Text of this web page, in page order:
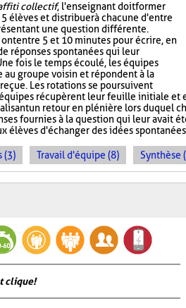
collectif, l'enseignant doit former
élèves et distribuer à chacune d'entre
une question différente.
entre 5 et 10 minutes pour écrire, en
réponses spontanées qui leur
fois le temps écoulé, les équipes
au groupe voisin et répondent à la
Les rotations se poursuivent
récupèrent leur feuille initiale et
un retour en plénière lors duquel
fournies à la question qui leur avait
élèves d'échanger des idées
(3) Travail d'équipe (8) Synthèse
clique !